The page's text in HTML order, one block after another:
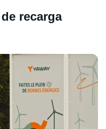
recarga